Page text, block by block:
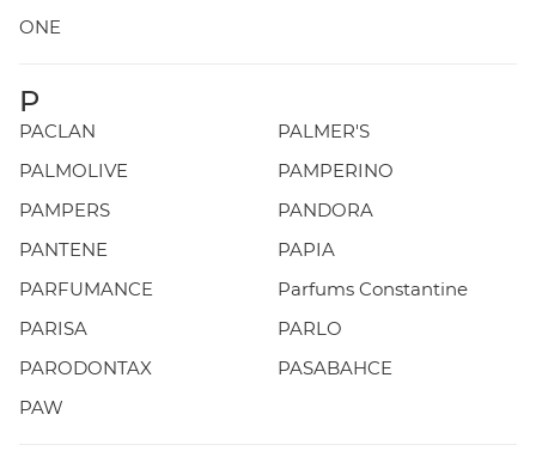
ONE
P
PACLAN
PALMER'S
PALMOLIVE
PAMPERINO
PAMPERS
PANDORA
PANTENE
PAPIA
PARFUMANCE
Parfums Constantine
PARISA
PARLO
PARODONTAX
PASABAHCE
PAW